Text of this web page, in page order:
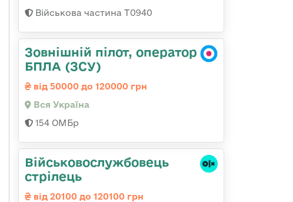
Військова частина Т0940
Зовнішній пілот, оператор
БПЛА (ЗСУ)
від 50000 до 120000 грн
Вся Україна
154 ОМБр
Військовослужбовець
стрілець
від 20100 до 120100 грн